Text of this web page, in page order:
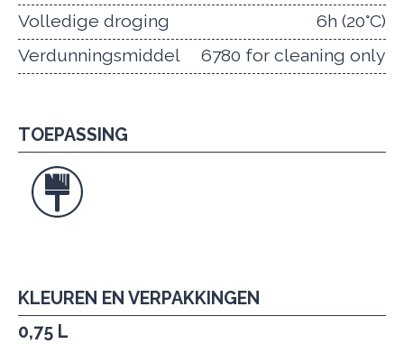
KLEUREN EN VERPAKKINGEN
0,75 L
Volledige droging
6h (20°C)
Verdunningsmiddel
6780 for cleaning only
TOEPASSING